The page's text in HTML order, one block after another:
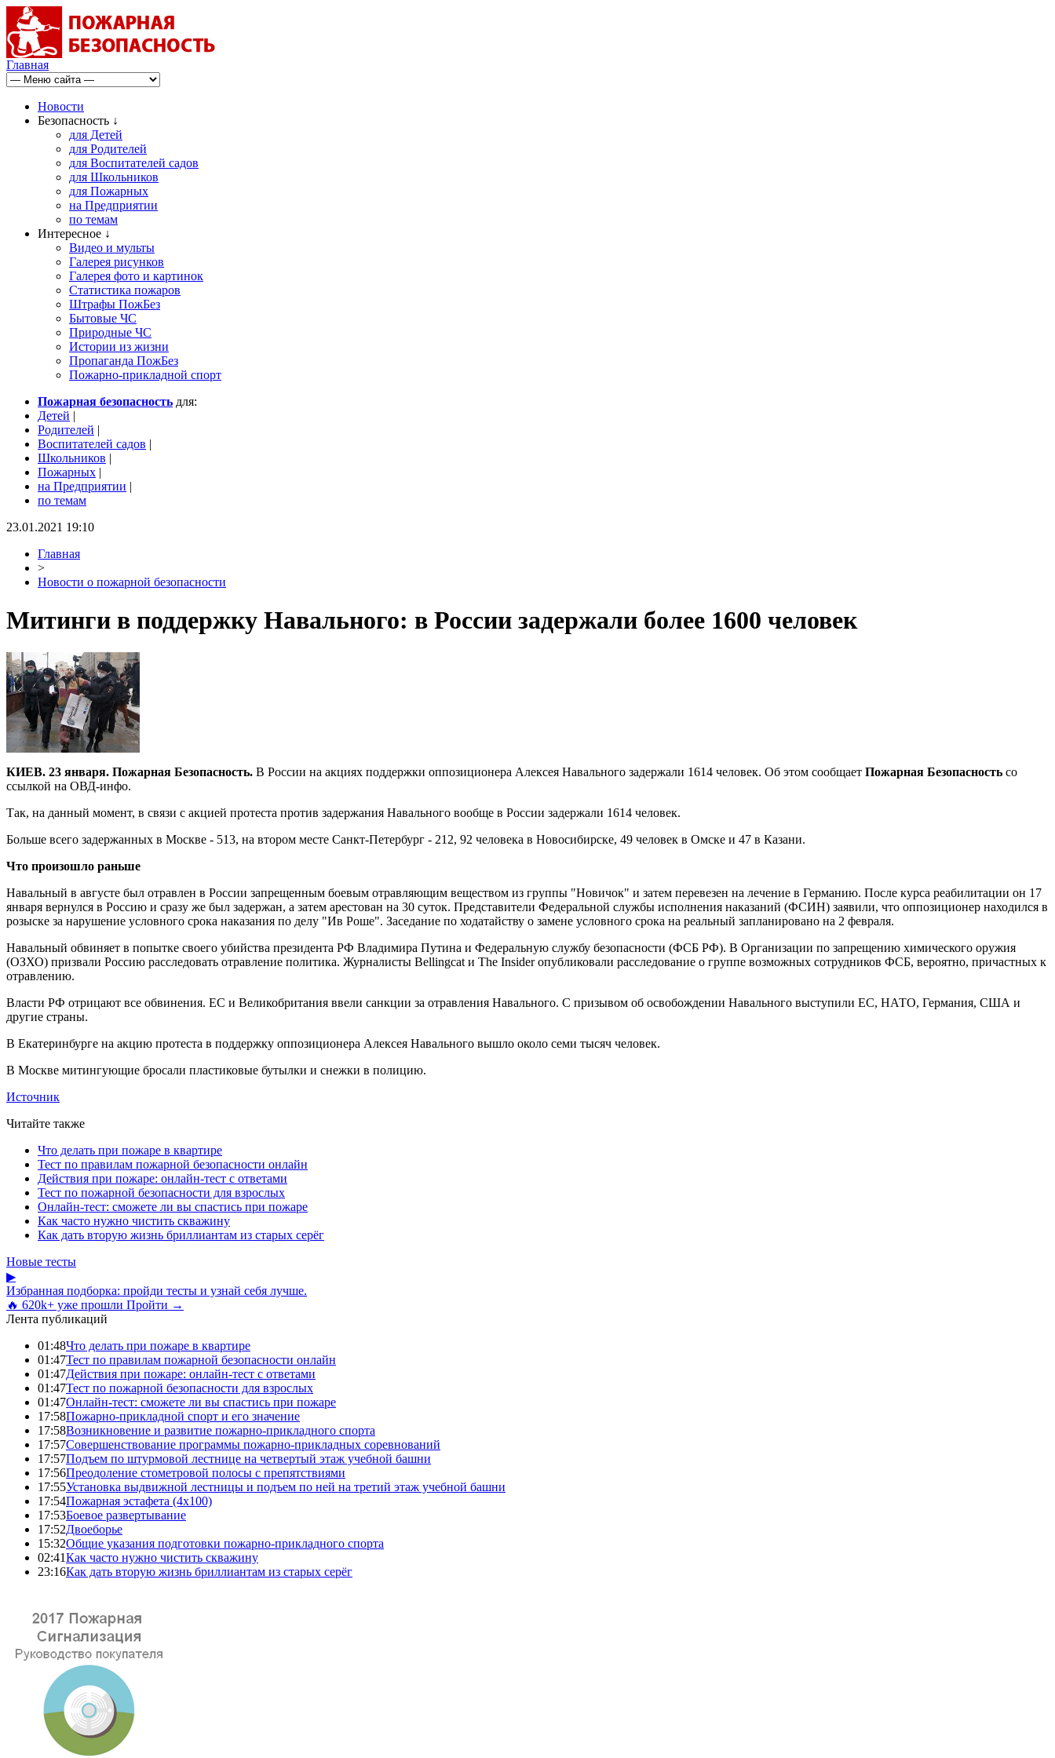
Главная
Новости
Безопасность ↓
для Детей
для Родителей
для Воспитателей садов
для Школьников
для Пожарных
на Предприятии
по темам
Интересное ↓
Видео и мульты
Галерея рисунков
Галерея фото и картинок
Статистика пожаров
Штрафы ПожБез
Бытовые ЧС
Природные ЧС
Истории из жизни
Пропаганда ПожБез
Пожарно-прикладной спорт
Пожарная безопасность для:
Детей |
Родителей |
Воспитателей садов |
Школьников |
Пожарных |
на Предприятии |
по темам
23.01.2021 19:10
Главная
>
Новости о пожарной безопасности
Митинги в поддержку Навального: в России задержали более 1600 человек
КИЕВ. 23 января. Пожарная Безопасность. В России на акциях поддержки оппозиционера Алексея Навального задержали 1614 человек. Об этом сообщает Пожарная Безопасность со
ссылкой на ОВД-инфо.
Так, на данный момент, в связи с акцией протеста против задержания Навального вообще в России задержали 1614 человек.
Больше всего задержанных в Москве - 513, на втором месте Санкт-Петербург - 212, 92 человека в Новосибирске, 49 человек в Омске и 47 в Казани.
Что произошло раньше
Навальный в августе был отравлен в России запрещенным боевым отравляющим веществом из группы "Новичок" и затем перевезен на лечение в Германию. После курса реабилитации он 17
января вернулся в Россию и сразу же был задержан, а затем арестован на 30 суток. Представители Федеральной службы исполнения наказаний (ФСИН) заявили, что оппозиционер находился в
розыске за нарушение условного срока наказания по делу "Ив Роше". Заседание по ходатайству о замене условного срока на реальный запланировано на 2 февраля.
Навальный обвиняет в попытке своего убийства президента РФ Владимира Путина и Федеральную службу безопасности (ФСБ РФ). В Организации по запрещению химического оружия
(ОЗХО) призвали Россию расследовать отравление политика. Журналисты Bellingcat и The Insider опубликовали расследование о группе возможных сотрудников ФСБ, вероятно, причастных к
отравлению.
Власти РФ отрицают все обвинения. ЕС и Великобритания ввели санкции за отравления Навального. С призывом об освобождении Навального выступили ЕС, НАТО, Германия, США и
другие страны.
В Екатеринбурге на акцию протеста в поддержку оппозиционера Алексея Навального вышло около семи тысяч человек.
В Москве митингующие бросали пластиковые бутылки и снежки в полицию.
Источник
Читайте также
Что делать при пожаре в квартире
Тест по правилам пожарной безопасности онлайн
Действия при пожаре: онлайн-тест с ответами
Тест по пожарной безопасности для взрослых
Онлайн-тест: сможете ли вы спастись при пожаре
Как часто нужно чистить скважину
Как дать вторую жизнь бриллиантам из старых серёг
Новые тесты
▶
Избранная подборка: пройди тесты и узнай себя лучше.
🔥 620k+ уже прошли Пройти →
Лента публикаций
01:48Что делать при пожаре в квартире
01:47Тест по правилам пожарной безопасности онлайн
01:47Действия при пожаре: онлайн-тест с ответами
01:47Тест по пожарной безопасности для взрослых
01:47Онлайн-тест: сможете ли вы спастись при пожаре
17:58Пожарно-прикладной спорт и его значение
17:58Возникновение и развитие пожарно-прикладного спорта
17:57Совершенствование программы пожарно-прикладных соревнований
17:57Подъем по штурмовой лестнице на четвертый этаж учебной башни
17:56Преодоление стометровой полосы с препятствиями
17:55Установка выдвижной лестницы и подъем по ней на третий этаж учебной башни
17:54Пожарная эстафета (4x100)
17:53Боевое развертывание
17:52Двоеборье
15:32Общие указания подготовки пожарно-прикладного спорта
02:41Как часто нужно чистить скважину
23:16Как дать вторую жизнь бриллиантам из старых серёг